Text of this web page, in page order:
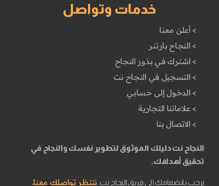
خدمات وتواصل
> أعلن معنا
> النجاح بارتنر
> اشترك في بذور النجاح
> التسجيل في النجاح نت
> الدخول إلى حسابي
> علاماتنا التجارية
> الاتصال بنا
النجاح نت دليلك الموثوق لتطوير نفسك والنجاح في
تحقيق أهدافك.
نرحب بانضمامك إلى فريق النجاح نت. ننتظر تواصلك معنا.